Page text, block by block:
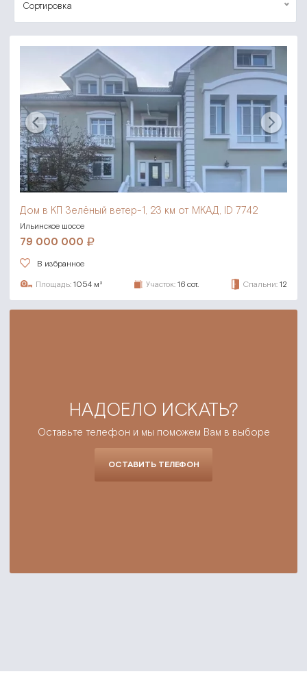
Сортировка
Дом в КП Зелёный ветер-1, 23 км от МКАД, ID 7742
Ильинское шоссе
79 000 000
В избранное
Площадь: 1054 м² Участок: 16 сот. Спальни: 12
НАДОЕЛО ИСКАТЬ?
Оставьте телефон и мы поможем Вам в выборе
ОСТАВИТЬ ТЕЛЕФОН